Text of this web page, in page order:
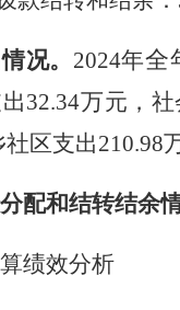
况。 2024年全
32.34万元，社
区支出210.98
配和结转结余情
绩效分析